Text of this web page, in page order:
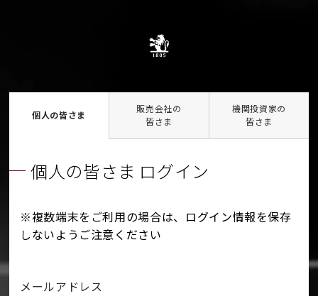
個人の皆さま
販売会社の
皆さま
機関投資家の
皆さま
個人の皆さま ログイン
※複数端末をご利用の場合は、ログイン情報を保存
しないようご注意ください
メールアドレス